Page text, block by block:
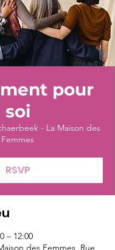
pour
soi
- La Maison des
Femmes
RSVP
– 12:00
des Femmes, Rue